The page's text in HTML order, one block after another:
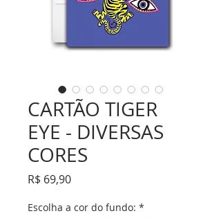
CARTÃO TIGER
EYE - DIVERSAS
CORES
R$ 69,90Preço
Escolha a cor do fundo: *